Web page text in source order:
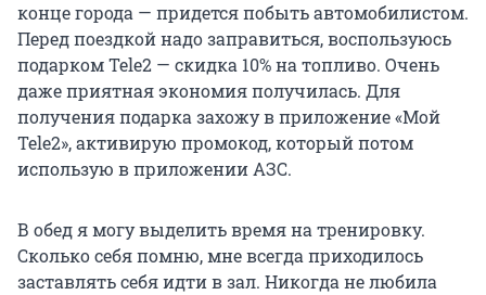
конце города — придется побыть автомобилистом.
Перед поездкой надо заправиться, воспользуюсь
подарком Tele2 — скидка 10% на топливо. Очень
даже приятная экономия получилась. Для
получения подарка захожу в приложение «Мой
Tele2», активирую промокод, который потом
использую в приложении АЗС.
В обед я могу выделить время на тренировку.
Сколько себя помню, мне всегда приходилось
заставлять себя идти в зал. Никогда не любила